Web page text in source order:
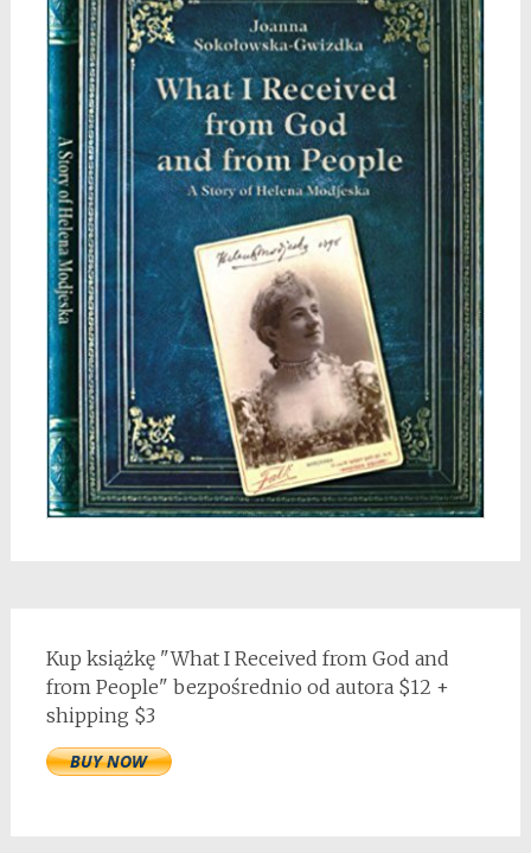
Kup książkę "What I Received from God and
from People" bezpośrednio od autora $12 +
shipping $3